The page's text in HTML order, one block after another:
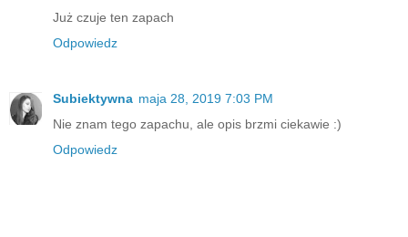
Już czuje ten zapach
Odpowiedz
Subiektywna maja 28, 2019 7:03 PM
Nie znam tego zapachu, ale opis brzmi ciekawie :)
Odpowiedz